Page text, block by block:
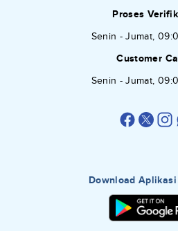
Proses
Senin - Jumat,
Customer
Senin - Jumat,
Download